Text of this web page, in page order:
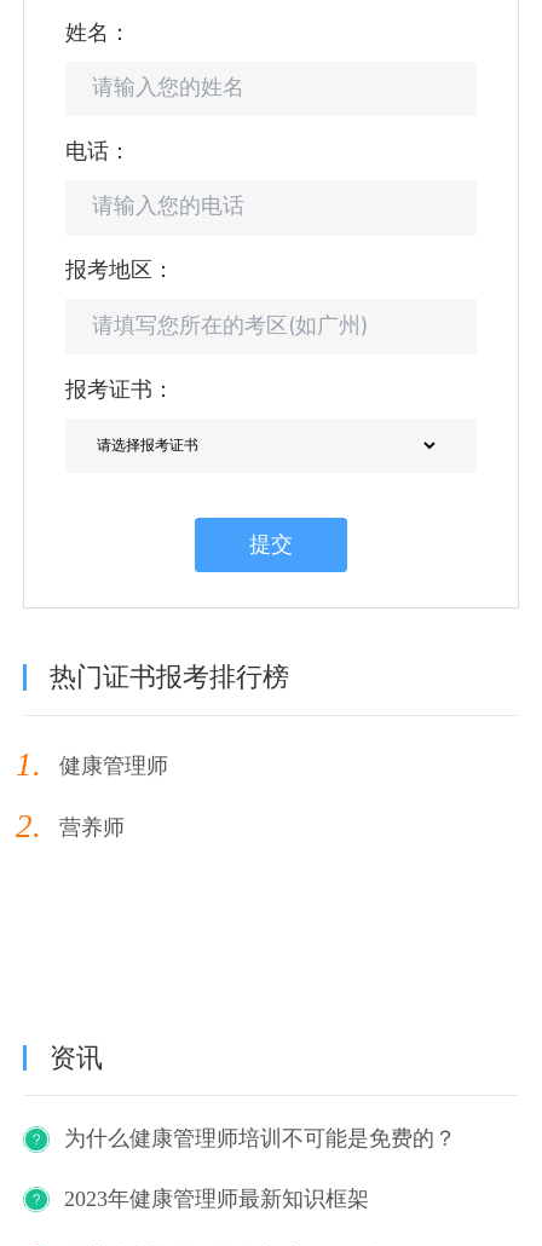
姓名：
电话：
报考地区：
报考证书：
提交
热门证书报考排行榜
1. 健康管理师
2. 营养师
资讯
为什么健康管理师培训不可能是免费的？
2023年健康管理师最新知识框架